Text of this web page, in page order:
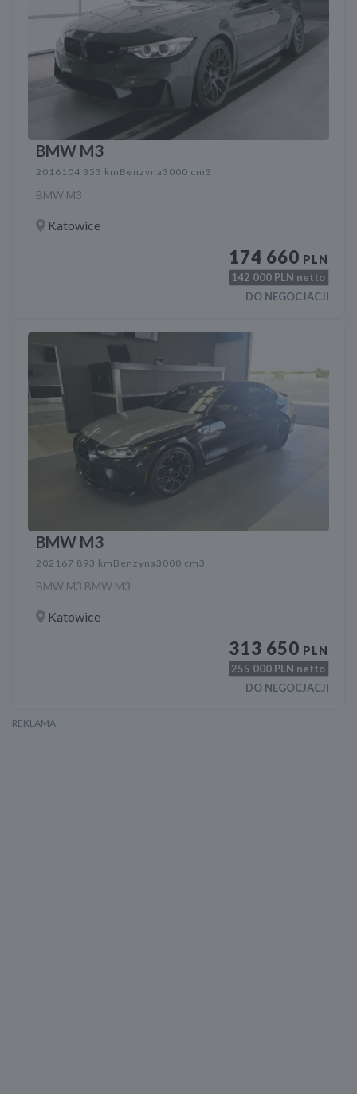
BMW M3
2016 104 353 km Benzyna3000 cm3
BMW M3
Katowice
174 660 PLN
142 000 PLN netto
DO NEGOCJACJI
BMW M3
202167 893 km Benzyna3000 cm3
BMW M3 BMW M3
Katowice
313 650 PLN
255 000 PLN netto
DO NEGOCJACJI